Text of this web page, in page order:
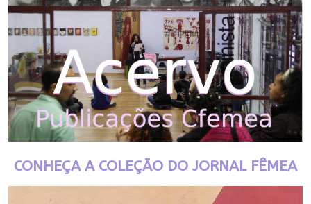
CONHEÇA A COLEÇÃO DO JORNAL FÊMEA